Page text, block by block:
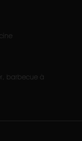
barbecue à